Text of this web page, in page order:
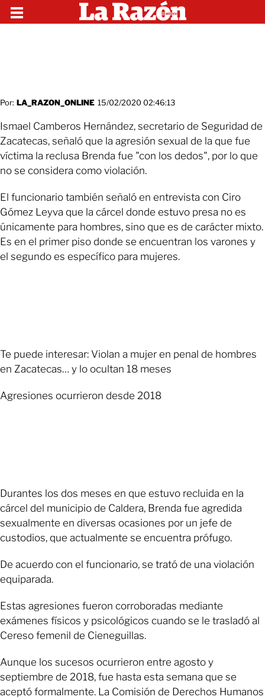
Por: LA_RAZON_ONLINE 15/02/2020 02:46:13
Ismael Camberos Hernández, secretario de Seguridad de
Zacatecas, señaló que la agresión sexual de la que fue
víctima la reclusa Brenda fue "con los dedos", por lo que
no se considera como violación.
El funcionario también señaló en entrevista con Ciro
Gómez Leyva que la cárcel donde estuvo presa no es
únicamente para hombres, sino que es de carácter mixto.
Es en el primer piso donde se encuentran los varones y
el segundo es específico para mujeres.
Te puede interesar: Violan a mujer en penal de hombres
en Zacatecas… y lo ocultan 18 meses
Agresiones ocurrieron desde 2018
Durantes los dos meses en que estuvo recluida en la
cárcel del municipio de Caldera, Brenda fue agredida
sexualmente en diversas ocasiones por un jefe de
custodios, que actualmente se encuentra prófugo.
De acuerdo con el funcionario, se trató de una violación
equiparada.
Estas agresiones fueron corroboradas mediante
exámenes físicos y psicológicos cuando se le trasladó al
Cereso femenil de Cieneguillas.
Aunque los sucesos ocurrieron entre agosto y
septiembre de 2018, fue hasta esta semana que se
aceptó formalmente. La Comisión de Derechos Humanos